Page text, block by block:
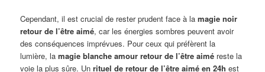
Cependant, il est crucial de rester prudent face à lamagie noir
retour de l’être aimé, car les énergies sombres peuvent avoir
des conséquences imprévues. Pour ceux qui préfèrent la
lumière, lamagie blanche amour retour de l’être aimé reste la
voie la plus sûre. Unrituel de retour de l’être aimé en 24h est